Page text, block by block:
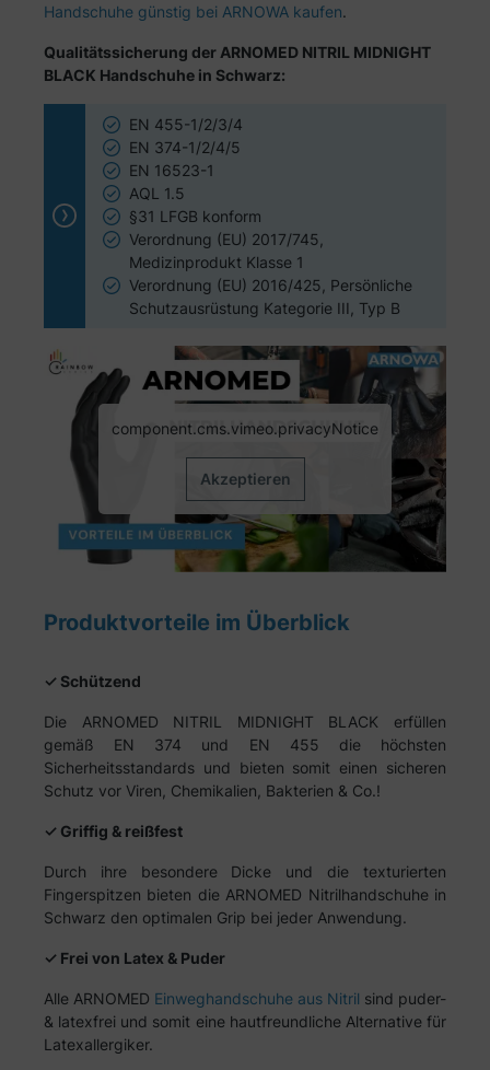
Handschuhe günstig bei ARNOWA kaufen.
Qualitätssicherung der ARNOMED NITRIL MIDNIGHT
BLACK Handschuhe in Schwarz:
EN 455-1/2/3/4
EN 374-1/2/4/5
EN 16523-1
AQL 1.5
§31 LFGB konform
Verordnung (EU) 2017/745,
Medizinprodukt Klasse 1
Verordnung (EU) 2016/425, Persönliche
Schutzausrüstung Kategorie III, Typ B
component.cms.vimeo.privacyNotice
Akzeptieren
Produktvorteile im Überblick
✓ Schützend
Die ARNOMED NITRIL MIDNIGHT BLACK erfüllen
gemäß EN 374 und EN 455 die höchsten
Sicherheitsstandards und bieten somit einen sicheren
Schutz vor Viren, Chemikalien, Bakterien & Co.!
✓ Griffig & reißfest
Durch ihre besondere Dicke und die texturierten
Fingerspitzen bieten die ARNOMED Nitrilhandschuhe in
Schwarz den optimalen Grip bei jeder Anwendung.
✓ Frei von Latex & Puder
Alle ARNOMED Einweghandschuhe aus Nitril sind puder-
& latexfrei und somit eine hautfreundliche Alternative für
Latexallergiker.